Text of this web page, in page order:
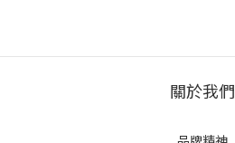
關於我們